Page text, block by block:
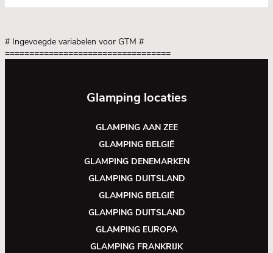
# Ingevoegde variabelen voor GTM #
==================================
Glamping locaties
GLAMPING AAN ZEE
GLAMPING BELGIË
GLAMPING DENEMARKEN
GLAMPING DUITSLAND
GLAMPING BELGIË
GLAMPING DUITSLAND
GLAMPING EUROPA
GLAMPING FRANKRIJK